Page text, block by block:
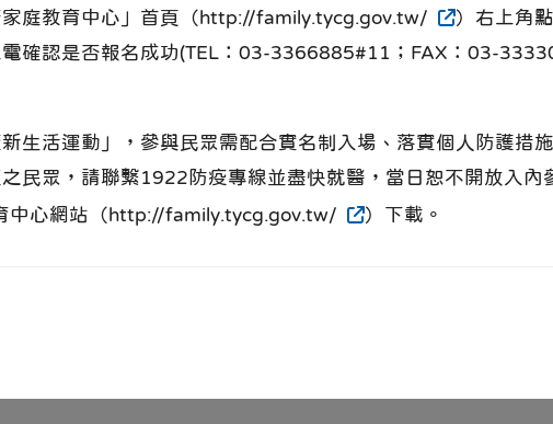
庭教育中心」首頁（http://family.tycg.gov.tw/
）右上角
確認是否報名成功(TEL：03-3366885#11；FAX：03-
生活運動」，參與民眾需配合實名制入場、落實個人防護措
民眾，請聯繫1922防疫專線並盡快就醫，當日恕不開放入內
中心網站（http://family.tycg.gov.tw/ ）下載。